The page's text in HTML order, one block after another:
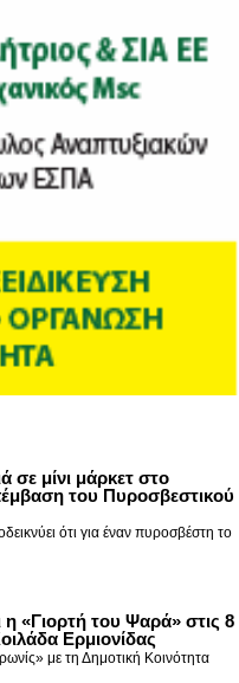
σε μίνι μάρκετ στο
του Πυροσβεστικού
ότι για έναν πυροσβέστη το
«Γιορτή του Ψαρά» στις 8
Ερμιονίδας
με τη Δημοτική Κοινότητα